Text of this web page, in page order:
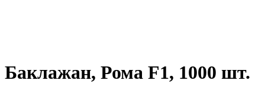
Баклажан, Рома F1, 1000 шт.